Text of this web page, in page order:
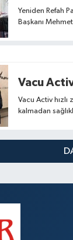
Yeniden Refah
Başkanı
Vacu Activ
Vacu Activ hızlı
kalmadan